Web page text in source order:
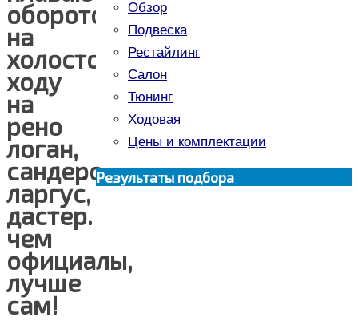
оборотов
на
холостом
ходу
на
рено
логан,
сандеро,
ларгус,
дастер.
чем
официалы,
лучше
сам!
Обзор
Подвеска
Рестайлинг
Салон
Тюнинг
Ходовая
Цены и комплектации
Результаты подбора